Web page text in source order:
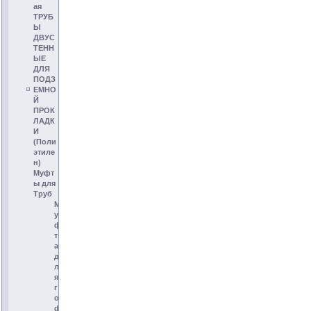
ая
ТРУБ
Ы
ДВУС
ТЕНН
ЫЕ
ДЛЯ
ПОДЗ
ЕМНО
Й
ПРОК
ЛАДК
И
(Поли
этиле
н)
Муфт
ы для
Труб
М
у
ф
т
а
д
л
я
г
о
ф